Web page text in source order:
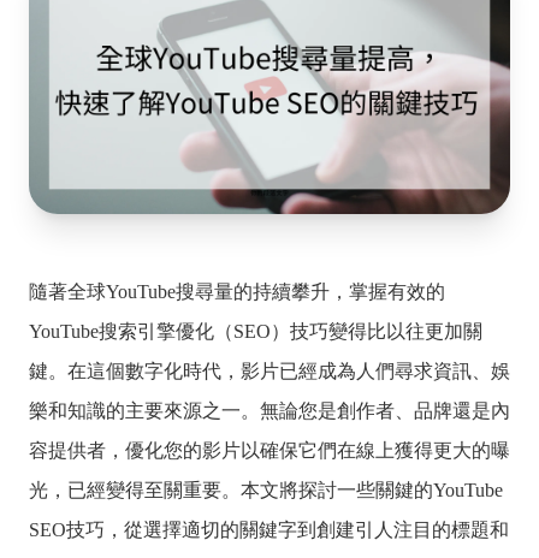
隨著全球YouTube搜尋量的持續攀升，掌握有效的
YouTube搜索引擎優化（SEO）技巧變得比以往更加關
鍵。在這個數字化時代，影片已經成為人們尋求資訊、娛
樂和知識的主要來源之一。無論您是創作者、品牌還是內
容提供者，優化您的影片以確保它們在線上獲得更大的曝
光，已經變得至關重要。本文將探討一些關鍵的YouTube
SEO技巧，從選擇適切的關鍵字到創建引人注目的標題和